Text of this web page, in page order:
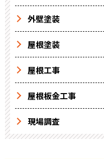
外壁塗装
屋根塗装
屋根工事
屋根板金工事
現場調査